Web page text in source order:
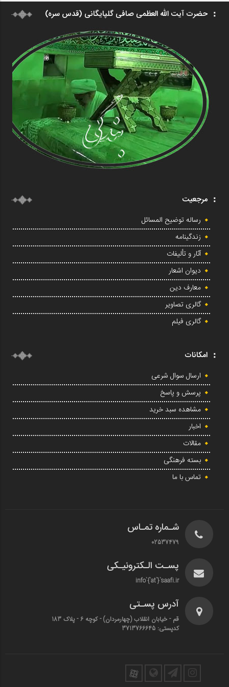
حضرت آیت الله العظمی صافی گلپایگانی (قدس سره)
مرجعیت
رساله توضیح المسائل
زندگینامه
آثار و تألیفات
دیوان اشعار
معارف دین
گالری تصاویر
گالری فیلم
امکانات
ارسال سوال شرعی
پرسش و پاسخ
مشاهده سبد خرید
اخبار
مقالات
بسته فرهنگی
تماس با ما
شـماره تمـاس
02537479
پسـت الـکترونیـکی
info`{`at`}`saafi.ir
آدرس پسـتی
قم - خیابان انقلاب (چهارمردان)‌ - کوچه 6 - پلاک 183
کدپستی: 3713766645